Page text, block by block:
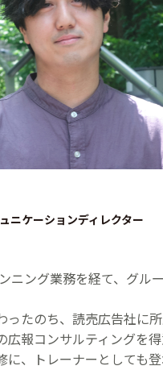
ニケーションディレクター
ニング業務を経て、グル
たのち、読売広告社に所
報コンサルティングを得
、トレーナーとしても登